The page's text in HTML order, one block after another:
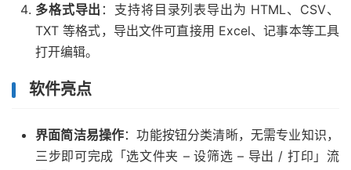
多格式导出 ：支持将目录列表导出为 HTML、CSV、
TXT 等格式，导出文件可直接用 Excel、记事本等工具
打开编辑。
软件亮点
界面简洁易操作：功能按钮分类清晰，无需专业知识，
三步即可完成「选文件夹 – 设筛选 – 导出 / 打印」流